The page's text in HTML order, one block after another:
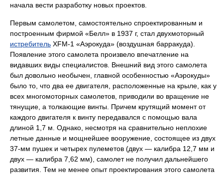
начала вести разработку новых проектов.
Первым самолетом, самостоятельно спроектированным и
построенным фирмой «Белл» в 1937 г, стал двухмоторный
истребитель ХFМ-1 «Аэрокуда» (воздушная барракуда).
Появление этого самолета произвело впечатление на
видавших виды специалистов. Внешний вид этого самолета
был довольно необычен, главной особенностью «Аэрокуды»
было то, что два ее двигателя, расположенные на крыле, как у
всех многомоторных самолетов, приводили во вращение не
тянущие, а толкающие винты. Причем крутящий момент от
каждого двигателя к винту передавался с помощью вала
длиной 1,7 м. Однако, несмотря на сравнительно неплохие
летные данные и мощнейшее вооружение, состоящее из двух
37-мм пушек и четырех пулеметов (двух — калибра 12,7 мм и
двух — калибра 7,62 мм), самолет не получил дальнейшего
развития. Тем не менее опыт проектирования этого самолета